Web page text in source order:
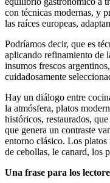
con técnicas modernas, y
las raíces europeas,
Podríamos decir, que es
aplicando refinamiento de
insumos frescos
cuidadosamente
Hay un diálogo entre
la atmósfera, platos
históricos, restaurados,
que genera un contraste
entorno clásico. Los platos
de cebollas, le canard, los
Una frase para los